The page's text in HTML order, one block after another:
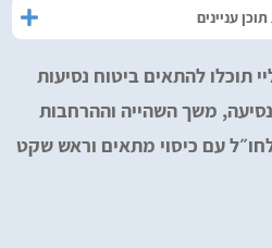
עניינים
תוכלו להתאים ביטוח נסיעות
משך השהייה וההרחבות
עם כיסוי מתאים וראש שקט